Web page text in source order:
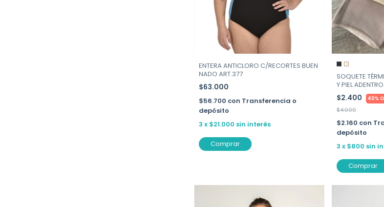
ENTERA ANTICLORO C/RECORTES BUEN
NADO ART.377
$63.000
$56.700 con Transferencia o
depósito
3 x $21.000 sin interés
Comprar
SOQUETE
Y PIEL
$2.400 40%
$4.000
$2.160 con
depósito
3 x $800 sin
Comprar